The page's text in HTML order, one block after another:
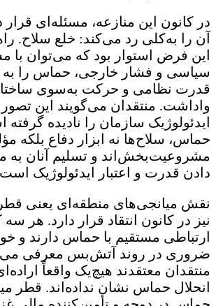
در کانون این منازعه، مسئله‌ای
آن را به‌کلی رد می‌کند: خلع سلاح.
این فرض استوار بود که می‌توان با
سیاسی و فشار خارجی، حماس را به
قدرت نظامی و حرکت به‌سوی
واداشت. منتقدان می‌گویند این
ایدئولوژیک سازمان را نادیده
حماس، سلاح‌ها نه ابزار دفاع بلکه
مشروعیت‌بخش‌اند و تسلیم آنان به
دادن قدرت و اعتبار ایدئولوژیک
نقش میانجی‌های منطقه‌ای یعنی
نیز در کانون انتقاد قرار دارد. هر
ارتباطی مستقیم با حماس دارند و
ضروری در روند آتش‌بس معرفی
منتقدان معتقدند هیچ‌یک واقعاً
انحلال حماس نشان نداده‌اند. قطر